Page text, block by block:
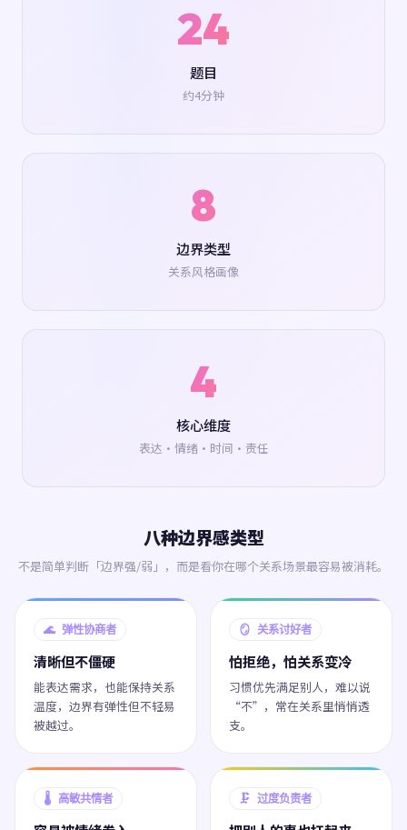
24
题目
约4分钟
8
边界类型
关系风格画像
4
核心维度
表达·情绪·时间·责任
八种边界感类型
不是简单判断「边界强/弱」，而是看你在哪个关系场景最容易被消耗。
🌊 弹性协商者
清晰但不僵硬
能表达需求，也能保持关系
温度，边界有弹性但不轻易
被越过。
🪞 关系讨好者
怕拒绝，怕关系变冷
习惯优先满足别人，难以说
“不”，常在关系里悄悄透
支。
🌡️ 高敏共情者 🗜️ 过度负责者